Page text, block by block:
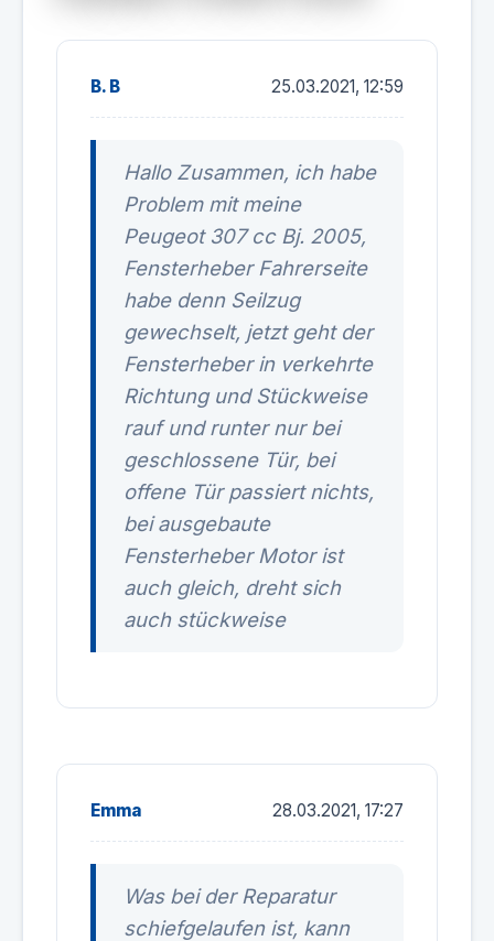
B. B 25.03.2021, 12:59
Hallo Zusammen, ich habe
Problem mit meine
Peugeot 307 cc Bj. 2005,
Fensterheber Fahrerseite
habe denn Seilzug
gewechselt, jetzt geht der
Fensterheber in verkehrte
Richtung und Stückweise
rauf und runter nur bei
geschlossene Tür, bei
offene Tür passiert nichts,
bei ausgebaute
Fensterheber Motor ist
auch gleich, dreht sich
auch stückweise
Emma 28.03.2021, 17:27
Was bei der Reparatur
schiefgelaufen ist, kann